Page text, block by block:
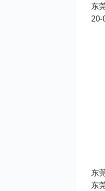
东
20-
东
东